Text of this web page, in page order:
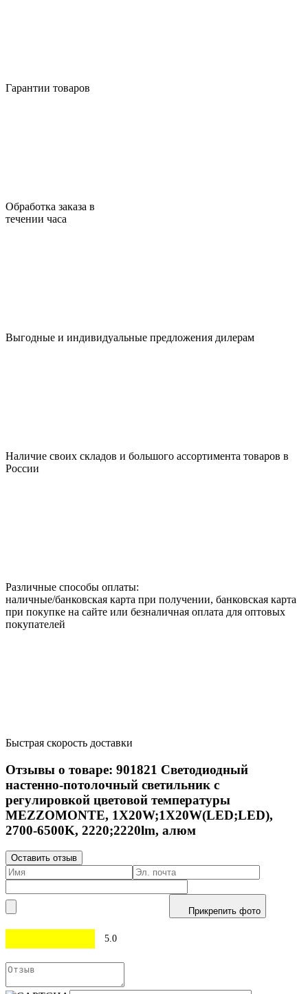
Гарантии товаров
Обработка заказа в
течении часа
Выгодные и индивидуальные предложения дилерам
Наличие своих складов и большого ассортимента товаров в
России
Различные способы оплаты:
наличные/банковская карта при получении, банковская карта
при покупке на сайте или безналичная оплата для оптовых
покупателей
Быстрая скорость доставки
Отзывы о товаре: 901821 Светодиодный
настенно-потолочный светильник с
регулировкой цветовой температуры
MEZZOMONTE, 1X20W;1X20W(LED;LED),
2700-6500K, 2220;2220lm, алюм
Оставить отзыв
Прикрепить фото
5.0